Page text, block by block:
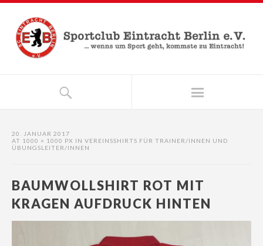
20. JANUAR 2017
AT 1000 × 1000 PX IN VEREINSSHIRTS FÜR TRAINER/INNEN UND
ÜBUNGSLEITER/INNEN
BAUMWOLLSHIRT ROT MIT
KRAGEN AUFDRUCK HINTEN